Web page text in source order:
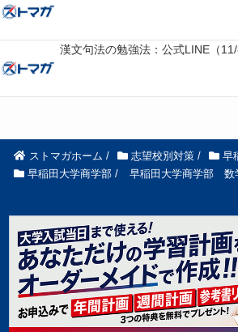
漢文句法の勉強法：公式LINE（11/
ストマガホーム / 志望校別対策 / 早
早稲田大学商学部 / 早稲田大学商学部 数